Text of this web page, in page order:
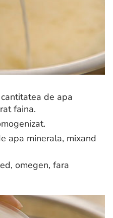
de apa
faina.
apa minerala, mixand
omegen, fara